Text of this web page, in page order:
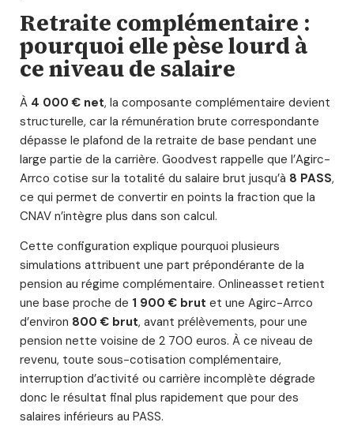
Retraite complémentaire :
pourquoi elle pèse lourd à
ce niveau de salaire
À 4 000 € net, la composante complémentaire devient
structurelle, car la rémunération brute correspondante
dépasse le plafond de la retraite de base pendant une
large partie de la carrière. Goodvest rappelle que l’Agirc-
Arrco cotise sur la totalité du salaire brut jusqu’à 8 PASS,
ce qui permet de convertir en points la fraction que la
CNAV n’intègre plus dans son calcul.
Cette configuration explique pourquoi plusieurs
simulations attribuent une part prépondérante de la
pension au régime complémentaire. Onlineasset retient
une base proche de 1 900 € brut et une Agirc-Arrco
d’environ 800 € brut, avant prélèvements, pour une
pension nette voisine de 2 700 euros. À ce niveau de
revenu, toute sous-cotisation complémentaire,
interruption d’activité ou carrière incomplète dégrade
donc le résultat final plus rapidement que pour des
salaires inférieurs au PASS.